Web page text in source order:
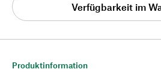
Verfügbarkeit im
Produktinformation